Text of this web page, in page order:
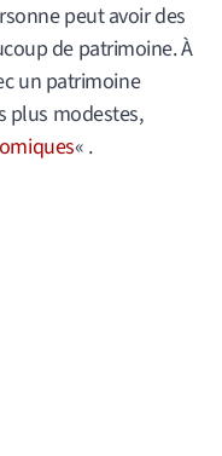
peut avoir des
de patrimoine. À
un patrimoine
plus modestes,
« .